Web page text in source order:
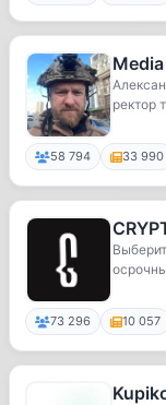
ректор
58 794 33 990
73 296 10 057